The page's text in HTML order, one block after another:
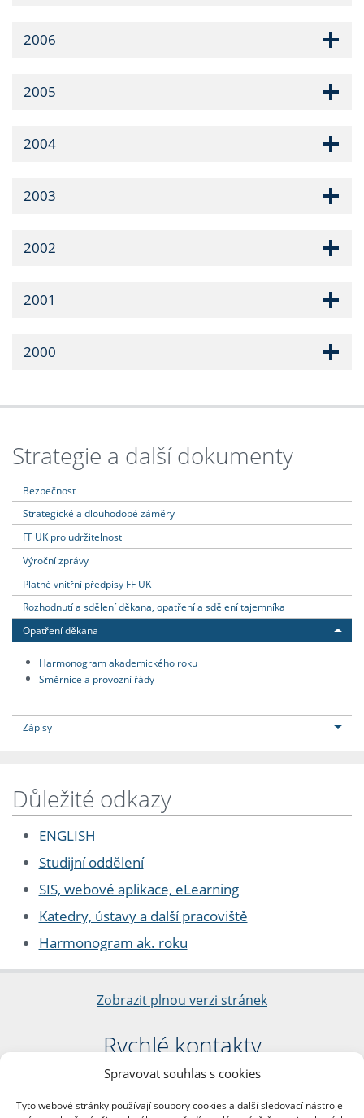
Spravovat souhlas s cookies
Tyto webové stránky používají soubory cookies a další sledovací nástroje
2006
2005
2004
2003
2002
2001
2000
Strategie a další dokumenty
Bezpečnost
Strategické a dlouhodobé záměry
FF UK pro udržitelnost
Výroční zprávy
Platné vnitřní předpisy FF UK
Rozhodnutí a sdělení děkana, opatření a sdělení tajemníka
Opatření děkana
Harmonogram akademického roku
Směrnice a provozní řády
Zápisy
Důležité odkazy
ENGLISH
Studijní oddělení
SIS, webové aplikace, eLearning
Katedry, ústavy a další pracoviště
Harmonogram ak. roku
Zobrazit plnou verzi stránek
Rychlé kontakty
Filozofická fakulta
nám. Jana Palacha 1/2